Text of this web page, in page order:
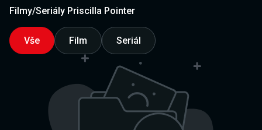
Filmy/Seriály Priscilla Pointer
Vše Film Seriál